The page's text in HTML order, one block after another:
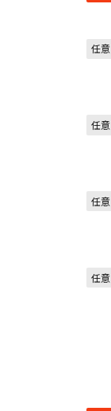
任意
任意
任意
任意